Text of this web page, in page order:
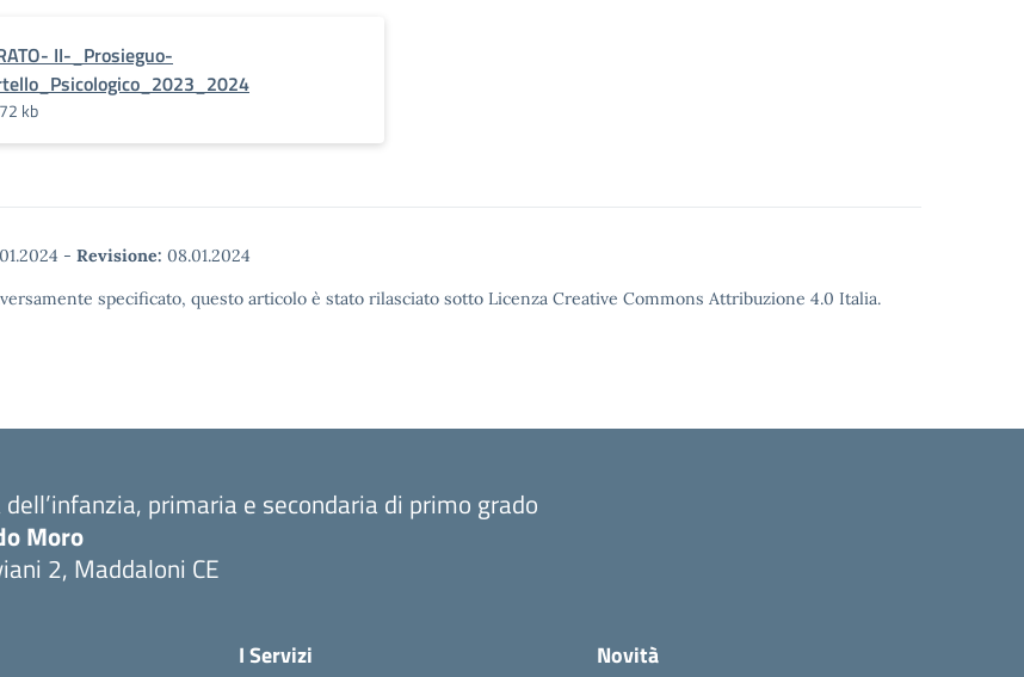
II-_Prosieguo-
kb
- Revisione: 08.01.2024
specificato, questo articolo è stato rilasciato sotto Licenza Creative Commons Attribuzione 4.0 Italia.
dell’infanzia, primaria e secondaria di primo grado
Moro
2, Maddaloni CE
I Servizi Novità